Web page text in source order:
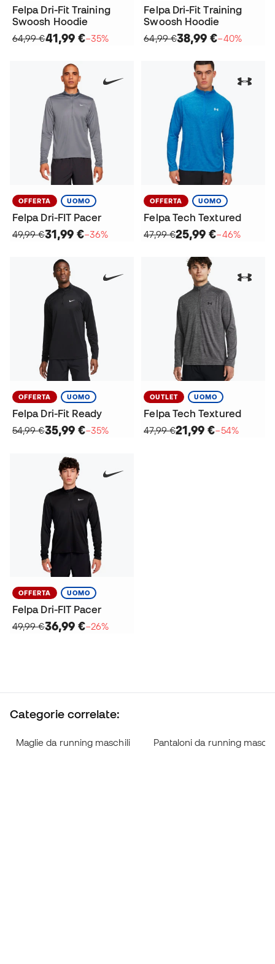
Felpa Dri-Fit Training
Swoosh Hoodie
64,99 €41,99 €−35%
Felpa Dri-Fit Training
Swoosh Hoodie
64,99 €38,99 €−40%
OFFERTA UOMO
Felpa Dri-FIT Pacer
49,99 €31,99 €−36%
OFFERTA UOMO
Felpa Tech Textured
47,99 €25,99 €−46%
OFFERTA UOMO
Felpa Dri-Fit Ready
54,99 €35,99 €−35%
OUTLET UOMO
Felpa Tech Textured
47,99 €21,99 €−54%
OFFERTA UOMO
Felpa Dri-FIT Pacer
49,99 €36,99 €−26%
Categorie correlate:
Maglie da running maschili Pantaloni da running